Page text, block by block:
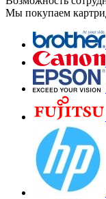
Мы покупаем